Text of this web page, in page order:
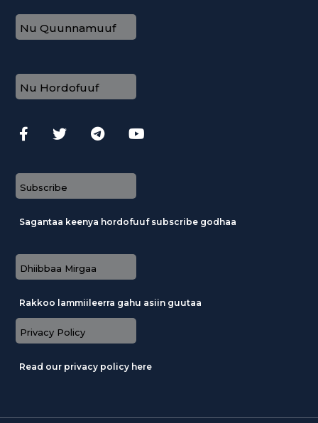
Nu Quunnamuuf
Nu Hordofuuf
Subscribe
Sagantaa keenya hordofuuf subscribe godhaa
Dhiibbaa Mirgaa
Rakkoo lammiileerra gahu asiin guutaa
Privacy Policy
Read our privacy policy here